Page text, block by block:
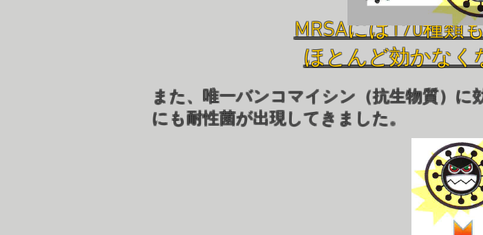
MRSAには170種類
ほとんど効かなく
また、唯一バンコマイシン（抗生物質）
にも耐性菌が出現してきました。